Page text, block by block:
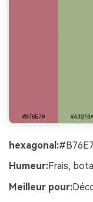
hexagonal:
Humeur:Frais,
Meilleur pour: